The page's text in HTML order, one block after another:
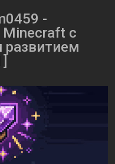
-
с
развитием